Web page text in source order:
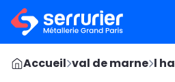
Accueil val de marne l